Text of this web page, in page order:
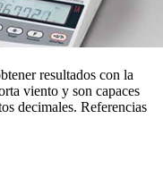
resultados con la
viento y son capaces
decimales. Referencias